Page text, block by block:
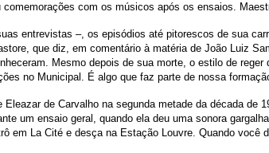
com os músicos após os ensaios.
entrevistas –, os episódios até pitorescos de sua
que diz, em comentário à matéria de João Luiz
Mesmo depois de sua morte, o estilo de
no Municipal. É algo que faz parte de nossa
de Carvalho na segunda metade da década de
um ensaio geral, quando ela deu uma sonora
La Cité e desça na Estação Louvre. Quando você